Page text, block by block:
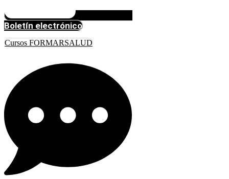
Boletín electrónico
Cursos FORMARSALUD